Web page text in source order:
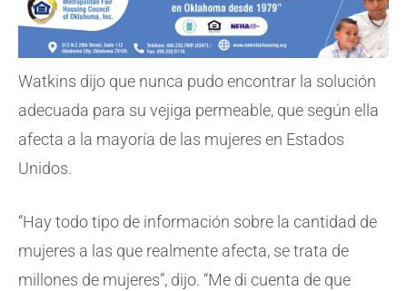
Watkins dijo que nunca pudo encontrar la solución
adecuada para su vejiga permeable, que según ella
afecta a la mayoría de las mujeres en Estados
Unidos.
“Hay todo tipo de información sobre la cantidad de
mujeres a las que realmente afecta, se trata de
millones de mujeres”, dijo. “Me di cuenta de que